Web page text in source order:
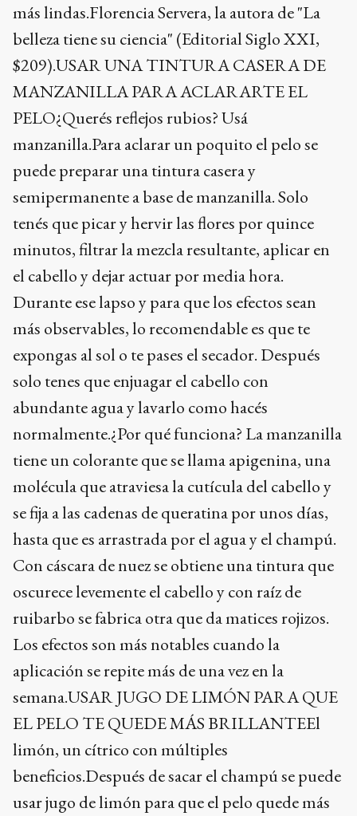
más lindas.Florencia Servera, la autora de "La
belleza tiene su ciencia" (Editorial Siglo XXI,
$209).USAR UNA TINTURA CASERA DE
MANZANILLA PARA ACLARARTE EL
PELO¿Querés reflejos rubios? Usá
manzanilla.Para aclarar un poquito el pelo se
puede preparar una tintura casera y
semipermanente a base de manzanilla. Solo
tenés que picar y hervir las flores por quince
minutos, filtrar la mezcla resultante, aplicar en
el cabello y dejar actuar por media hora.
Durante ese lapso y para que los efectos sean
más observables, lo recomendable es que te
expongas al sol o te pases el secador. Después
solo tenes que enjuagar el cabello con
abundante agua y lavarlo como hacés
normalmente.¿Por qué funciona? La manzanilla
tiene un colorante que se llama apigenina, una
molécula que atraviesa la cutícula del cabello y
se fija a las cadenas de queratina por unos días,
hasta que es arrastrada por el agua y el champú.
Con cáscara de nuez se obtiene una tintura que
oscurece levemente el cabello y con raíz de
ruibarbo se fabrica otra que da matices rojizos.
Los efectos son más notables cuando la
aplicación se repite más de una vez en la
semana.USAR JUGO DE LIMÓN PARA QUE
EL PELO TE QUEDE MÁS BRILLANTEEl
limón, un cítrico con múltiples
beneficios.Después de sacar el champú se puede
usar jugo de limón para que el pelo quede más